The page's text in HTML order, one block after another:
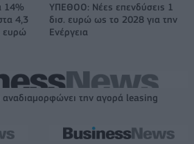
14%
4,3
ευρώ
ΥΠΕΘΟΟ: Νέες επενδύσεις 1
δισ. ευρώ ως το 2028 για την
Ενέργεια
την αγορά leasing